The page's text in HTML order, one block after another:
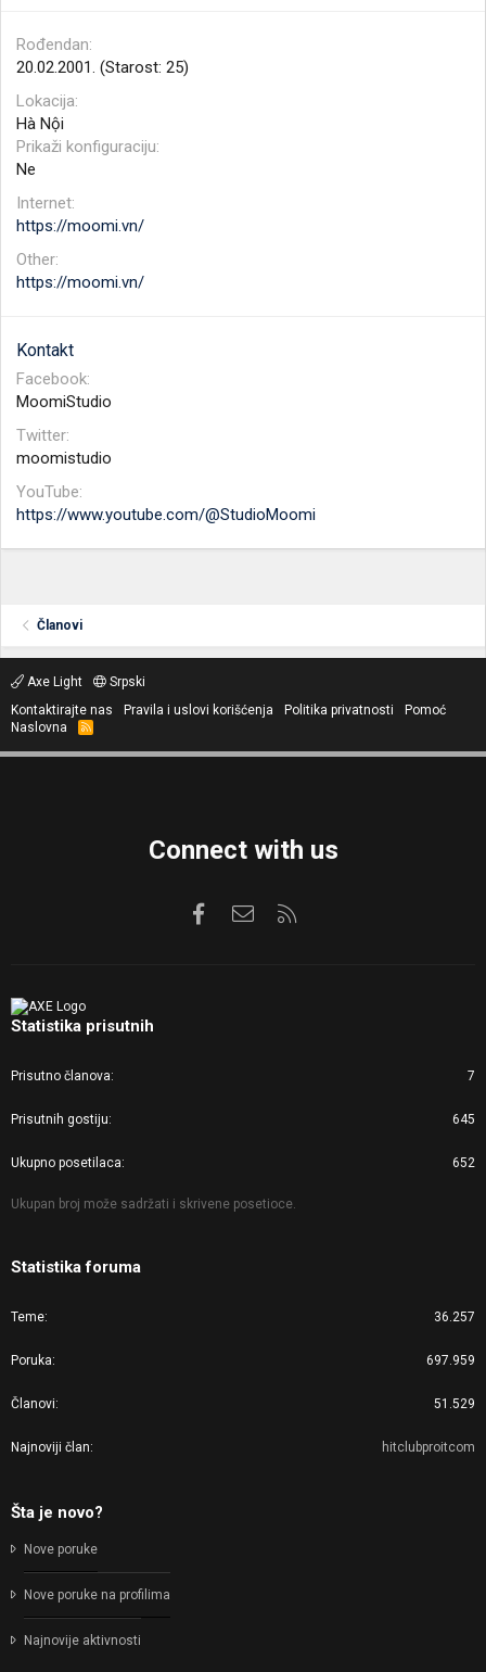
Rođendan
20.02.2001. (Starost: 25)
Lokacija
Hà Nội
Prikaži konfiguraciju
Ne
Internet
https://moomi.vn/
Other
https://moomi.vn/
Kontakt
Facebook
MoomiStudio
Twitter
moomistudio
YouTube
https://www.youtube.com/@StudioMoomi
Članovi
Axe Light
Srpski
Kontaktirajte nas
Pravila i uslovi korišćenja Politika privatnosti
Pomoć
Naslovna
R
S
Connect with us
FacebookKontaktirajte nas
Statistika prisutnih
Prisutno članova 7
Prisutnih gostiju 645
Ukupno posetilaca 652
Ukupan broj može sadržati i skrivene posetioce.
Statistika foruma
Teme 36.257
Poruka 697.959
Članovi 51.529
Najnoviji član hitclubproitcom
Šta je novo?
Nove poruke
Nove poruke na profilima
Najnovije aktivnosti